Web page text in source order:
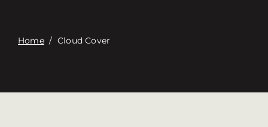
Home/ Cloud Cover